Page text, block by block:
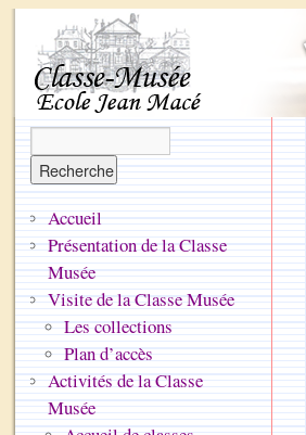
Accueil
Présentation de la Classe
Musée
Visite de la Classe Musée
Les collections
Plan d’accès
Activités de la Classe
Musée